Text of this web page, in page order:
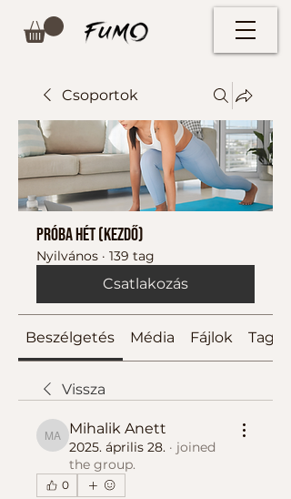
Csoportok
Próba hét (kezdő)
Nyilvános · 139 tag
Csatlakozás
Beszélgetés Média Fájlok Tagok
Vissza
Mihalik Anett
Mihalik Anett
2025. április 28. · joined
the group.
0